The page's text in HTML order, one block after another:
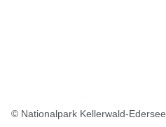
© Nationalpark Kellerwald-Edersee